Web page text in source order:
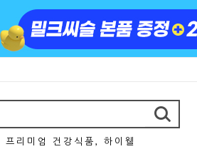
프 리 미 엄 건 강 식 품 , 하 이 웰